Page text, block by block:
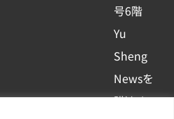
r
e
号6階
Yu
Sheng
Newsを
購読する